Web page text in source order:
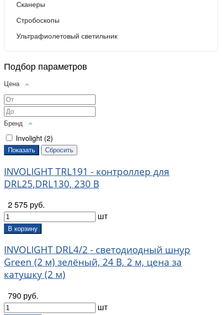
Сканеры
Стробоскопы
Ультрафиолетовый светильник
Подбор параметров
Цена
Бренд
Involight (2)
INVOLIGHT TRL191 - контроллер для
DRL25,DRL130, 230 В
2 575 руб.
шт
В корзину
INVOLIGHT DRL4/2 - светодиодный шнур
Green (2 м) зелёный, 24 В, 2 м, цена за
катушку (2 м)
790 руб.
шт